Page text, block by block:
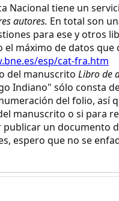
Nacional tiene un
autores. En total son
para ese y otros
el máximo de datos que
esp/cat-fra.htm
del manuscrito Libro de
Indiano" sólo consta
del folio, así
manuscrito o si para
publicar un documento
espero que no se